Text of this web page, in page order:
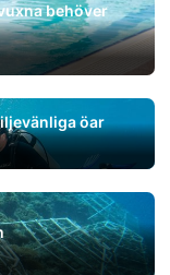
behöver
öar